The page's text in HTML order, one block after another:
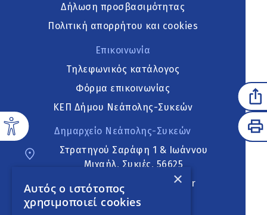
Δήλωση προσβασιμότητας
Πολιτική απορρήτου και cookies
Επικοινωνία
Τηλεφωνικός κατάλογος
Φόρμα επικοινωνίας
ΚΕΠ Δήμου Νεάπολης-Συκεών
Δημαρχείο Νεάπολης-Συκεών
Στρατηγού Σαράφη 1 & Ιωάννου
Μιχαήλ, Συκιές, 56625
neapoli.sykies@ddt.gov.gr
Ακολουθήστε
×
Αυτός ο ιστότοπος
χρησιμοποιεί cookies